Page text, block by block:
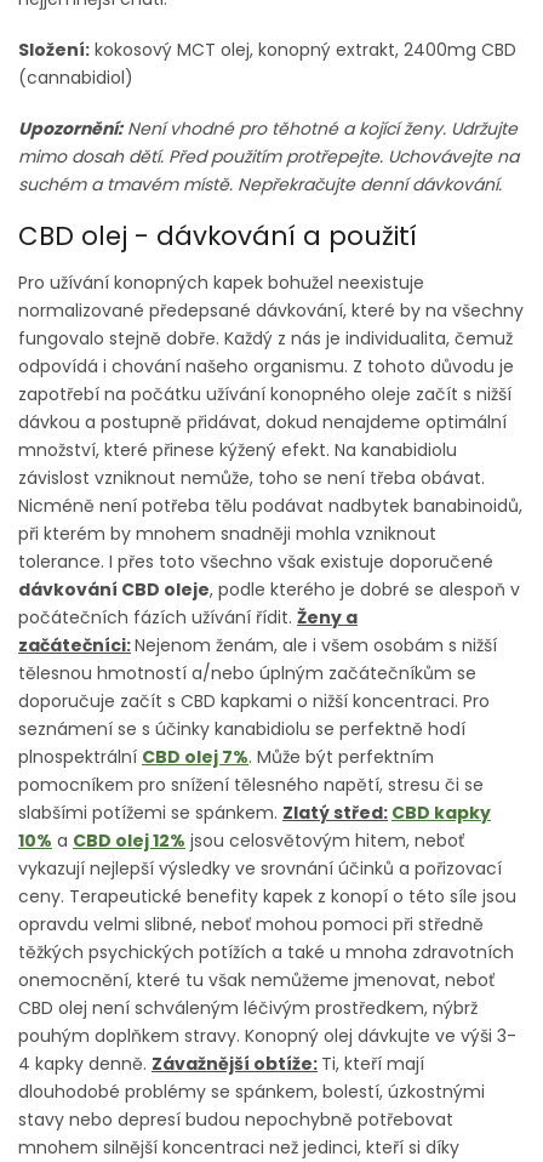
Složení: kokosový MCT olej, konopný extrakt, 2400mg CBD
(cannabidiol)
Upozornění:Není vhodné pro těhotné a kojící ženy. Udržujte
mimo dosah dětí. Před použitím protřepejte. Uchovávejte na
suchém a tmavém místě. Nepřekračujte denní dávkování.
CBD olej - dávkování a použití
Pro užívání konopných kapek bohužel neexistuje
normalizované předepsané dávkování, které by na všechny
fungovalo stejně dobře. Každý z nás je individualita, čemuž
odpovídá i chování našeho organismu. Z tohoto důvodu je
zapotřebí na počátku užívání konopného oleje začít s nižší
dávkou a postupně přidávat, dokud nenajdeme optimální
množství, které přinese kýžený efekt. Na kanabidiolu
závislost vzniknout nemůže, toho se není třeba obávat.
Nicméně není potřeba tělu podávat nadbytek banabinoidů,
při kterém by mnohem snadněji mohla vzniknout
tolerance. I přes toto všechno však existuje doporučené
dávkování CBD oleje, podle kterého je dobré se alespoň v
počátečních fázích užívání řídit. Ženy a
začátečníci:Nejenom ženám, ale i všem osobám s nižší
tělesnou hmotností a/nebo úplným začátečníkům se
doporučuje začít s CBD kapkami o nižší koncentraci. Pro
seznámení se s účinky kanabidiolu se perfektně hodí
plnospektrální CBD olej 7%. Může být perfektním
pomocníkem pro snížení tělesného napětí, stresu či se
slabšími potížemi se spánkem. Zlatý střed: CBD kapky
10% a CBD olej 12% jsou celosvětovým hitem, neboť
vykazují nejlepší výsledky ve srovnání účinků a pořizovací
ceny. Terapeutické benefity kapek z konopí o této síle jsou
opravdu velmi slibné, neboť mohou pomoci při středně
těžkých psychických potížích a také u mnoha zdravotních
onemocnění, které tu však nemůžeme jmenovat, neboť
CBD olej není schváleným léčivým prostředkem, nýbrž
pouhým doplňkem stravy. Konopný olej dávkujte ve výši 3-
4 kapky denně. Závažnější obtíže: Ti, kteří mají
dlouhodobé problémy se spánkem, bolestí, úzkostnými
stavy nebo depresí budou nepochybně potřebovat
mnohem silnější koncentraci než jedinci, kteří si díky